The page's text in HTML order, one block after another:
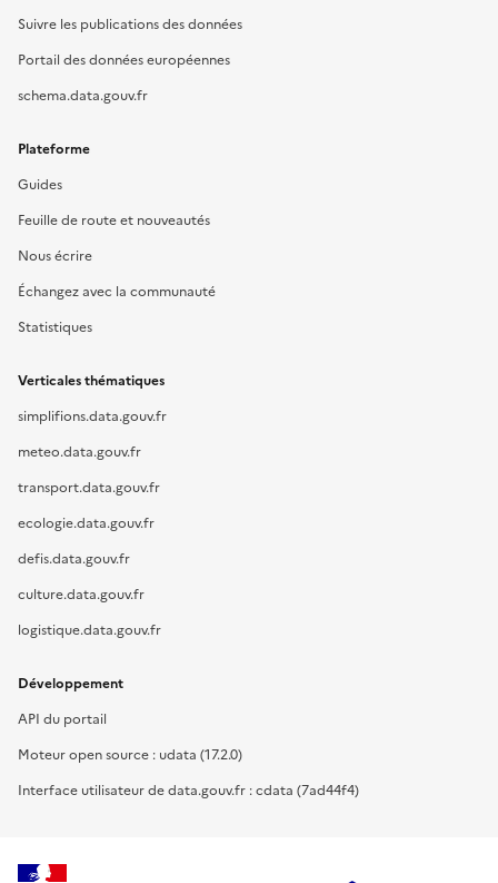
Suivre les publications des données
Portail des données européennes
schema.data.gouv.fr
Plateforme
Guides
Feuille de route et nouveautés
Nous écrire
Échangez avec la communauté
Statistiques
Verticales thématiques
simplifions.data.gouv.fr
meteo.data.gouv.fr
transport.data.gouv.fr
ecologie.data.gouv.fr
defis.data.gouv.fr
culture.data.gouv.fr
logistique.data.gouv.fr
Développement
API du portail
Moteur open source : udata (17.2.0)
Interface utilisateur de data.gouv.fr : cdata (7ad44f4)